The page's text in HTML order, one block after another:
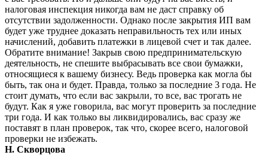
налоговая инспекция никогда вам не даст справку об
отсутствии задолженности. Однако после закрытия ИП вам
будет уже труднее доказать неправильность тех или иных
начислений, добавить платежки в лицевой счет и так далее.
Обратите внимание! Закрыв свою предпринимательскую
деятельность, не спешите выбрасывать все свои бумажки,
относящиеся к вашему бизнесу. Ведь проверка как могла бы
быть, так она и будет. Правда, только за последние 3 года. Не
стоит думать, что если вас закрыли, то все, вас трогать не
будут. Как я уже говорила, вас могут проверить за последние
три года. И как только вы ликвидировались, вас сразу же
поставят в план проверок, так что, скорее всего, налоговой
проверки не избежать.
Н. Скворцова